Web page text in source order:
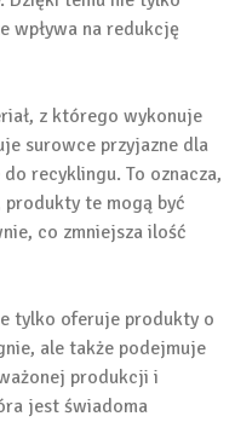
wpływa na redukcję
z którego wykonuje
surowce przyjazne dla
recyklingu. To oznacza,
te mogą być
co zmniejsza ilość
tylko oferuje produkty o
ale także podejmuje
produkcji i
jest świadoma